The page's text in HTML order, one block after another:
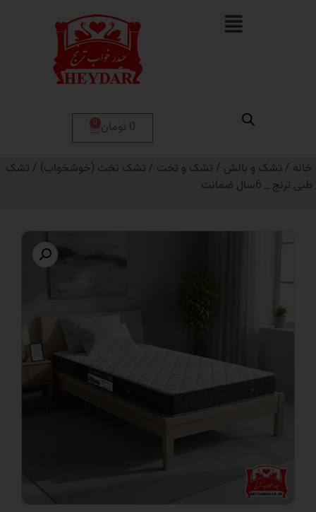
و بالش/تشک و تخت/تشک تخت (خوشخواب)/ تشک